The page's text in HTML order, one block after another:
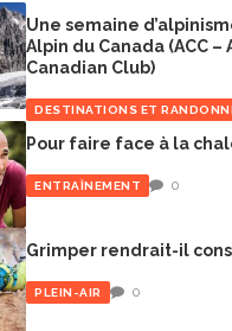
Une semaine
Alpin du Canada (ACC –
Canadian Club)
DESTINATIONS ET
Pour faire face à la
ENTRAÎNEMENT 0
Grimper rendrait-il
PLEIN-AIR 0